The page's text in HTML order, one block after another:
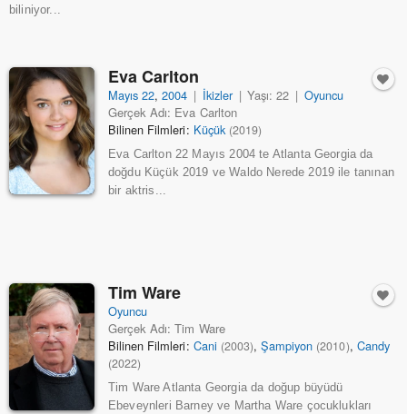
biliniyor...
Eva Carlton
Mayıs 22,2004 | İkizler | Yaşı: 22 | Oyuncu
Gerçek Adı: Eva Carlton
Bilinen Filmleri: Küçük (2019)
Eva Carlton 22 Mayıs 2004 te Atlanta Georgia da
doğdu Küçük 2019 ve Waldo Nerede 2019 ile tanınan
bir aktris...
Tim Ware
Oyuncu
Gerçek Adı: Tim Ware
Bilinen Filmleri: Cani (2003),Şampiyon (2010), Candy
(2022)
Tim Ware Atlanta Georgia da doğup büyüdü
Ebeveynleri Barney ve Martha Ware çocuklukları